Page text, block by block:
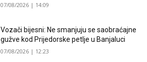
07/08/2026 | 14:09
Vozači bijesni: Ne smanjuju se saobraćajne
gužve kod Prijedorske petlje u Banjaluci
07/08/2026 | 12:23